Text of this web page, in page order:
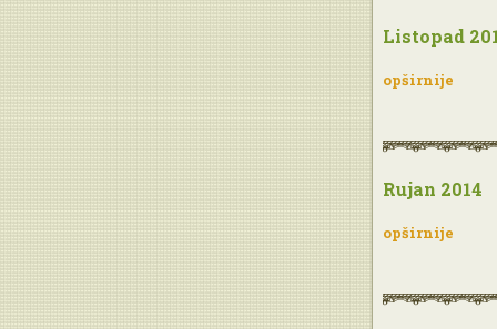
Listopad
opširnije
Rujan 2014
opširnije